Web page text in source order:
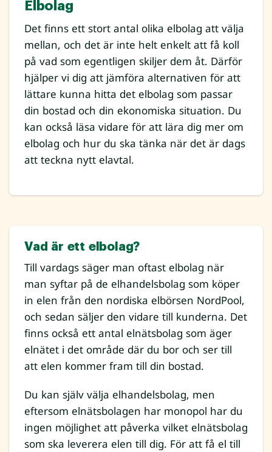
Elbolag
Det finns ett stort antal olika elbolag att välja
mellan, och det är inte helt enkelt att få koll
på vad som egentligen skiljer dem åt. Därför
hjälper vi dig att jämföra alternativen för att
lättare kunna hitta det elbolag som passar
din bostad och din ekonomiska situation. Du
kan också läsa vidare för att lära dig mer om
elbolag och hur du ska tänka när det är dags
att teckna nytt elavtal.
Vad är ett elbolag?
Till vardags säger man oftast elbolag när
man syftar på de elhandelsbolag som köper
in elen från den nordiska elbörsen NordPool,
och sedan säljer den vidare till kunderna. Det
finns också ett antal elnätsbolag som äger
elnätet i det område där du bor och ser till
att elen kommer fram till din bostad.
Du kan själv välja elhandelsbolag, men
eftersom elnätsbolagen har monopol har du
ingen möjlighet att påverka vilket elnätsbolag
som ska leverera elen till dig. För att få el till